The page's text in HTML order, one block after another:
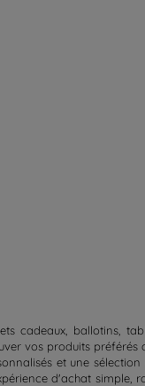
cadeaux, ballotins,
vos produits préférés
et une
d'achat simple,